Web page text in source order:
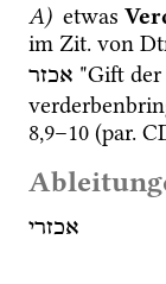
A) etwas
im Zit. von
אכזר "Gift
8,9–10 (par.
אכזרי